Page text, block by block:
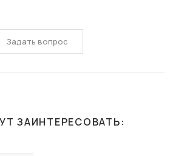
Задать вопрос
ЗАИНТЕРЕСОВАТЬ: